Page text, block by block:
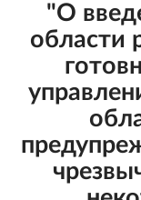
"О
области